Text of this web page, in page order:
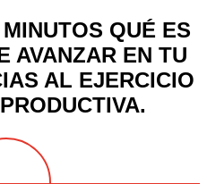
QUÉ ES
AVANZAR EN TU
AL EJERCICIO